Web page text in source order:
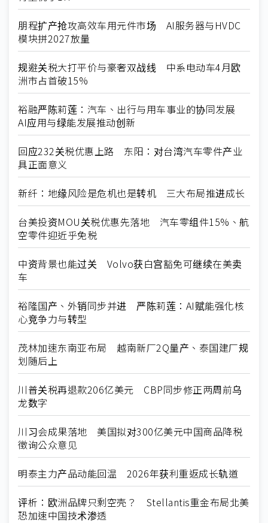
朋程扩产抢攻高效车用元件市场 AI服务器与HVDC
模块拼2027放量
规避关税大打平价与豪奢双战线 中系电动车4月欧
洲市占首破15%
裕融严陈莉莲：汽车、出行与用车事业的协同发展
AI应用与绿能发展推动创新
回应232关税优惠上路 东阳：对台湾汽车零件产业
具正面意义
新纤：地缘风险是危机也是转机 三大布局推进成长
台美投资MOU关税优惠先落地 汽车零组件15%、航
空零件迎近乎免税
中资背景也能过关 Volvo获白宫豁免可继续在美卖
车
裕隆国产、外销同步并进 严陈莉莲：AI赋能强化核
心竞争力与转型
茂林加速东南亚布局 越南新厂2Q量产、泰国建厂规
划随后上
川普关税再退款206亿美元 CBP同步修正两周前乌
龙数字
川习会成果落地 美国拟对300亿美元中国商品降税
徵询公众意见
明泰主力产品动能回温 2026年获利重返成长轨道
评析：欧洲品牌只剩空壳？ Stellantis重金布局北美
恐加速中国技术渗透